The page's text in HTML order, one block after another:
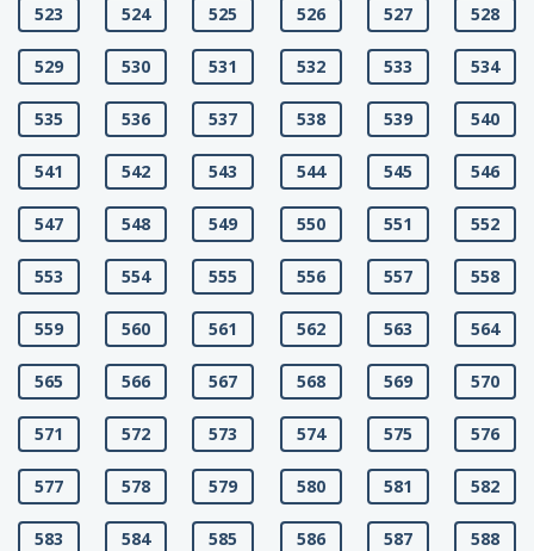
523 524 525 526 527 528
529 530 531 532 533 534
535 536 537 538 539 540
541 542 543 544 545 546
547 548 549 550 551 552
553 554 555 556 557 558
559 560 561 562 563 564
565 566 567 568 569 570
571 572 573 574 575 576
577 578 579 580 581 582
583 584 585 586 587 588